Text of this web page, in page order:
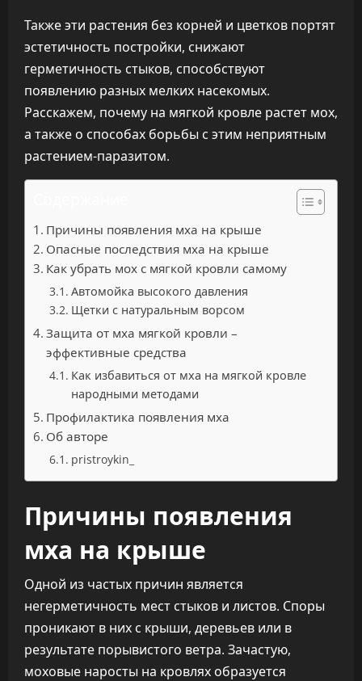
Также эти растения без корней и цветков портят
эстетичность постройки, снижают
герметичность стыков, способствуют
появлению разных мелких насекомых.
Расскажем, почему на мягкой кровле растет мох,
а также о способах борьбы с этим неприятным
растением-паразитом.
Причины появления мха на крыше
Опасные последствия мха на крыше
Как убрать мох с мягкой кровли самому
Автомойка высокого давления
Щетки с натуральным ворсом
Защита от мха мягкой кровли –
эффективные средства
Как избавиться от мха на мягкой кровле
народными методами
Профилактика появления мха
Об авторе
pristroykin_
Причины появления
мха на крыше
Одной из частых причин является
негерметичность мест стыков и листов. Споры
проникают в них с крыши, деревьев или в
результате порывистого ветра. Зачастую,
моховые наросты на кровлях образуется